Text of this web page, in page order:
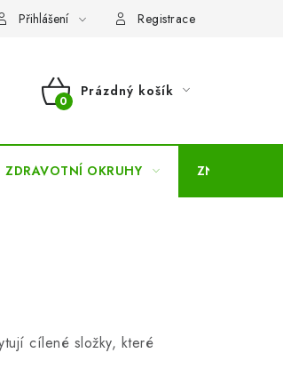
Mapa serveru
Přihlášení Registrace
NÁKUPNÍ
Prázdný košík
ZDRAVOTNÍ OKRUHY ZNAČKY
cílené složky, které